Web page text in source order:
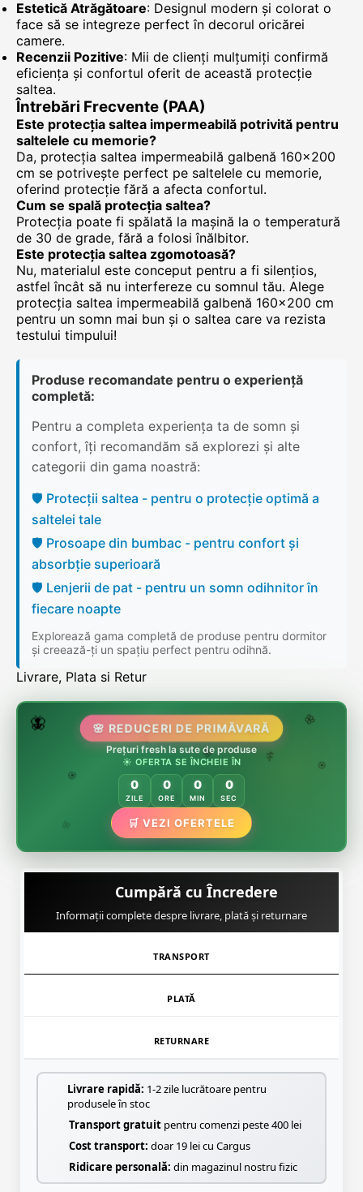
Estetică Atrăgătoare: Designul modern și colorat o
face să se integreze perfect în decorul oricărei
camere.
Recenzii Pozitive: Mii de clienți mulțumiți confirmă
eficiența și confortul oferit de această protecție
saltea.
Întrebări Frecvente (PAA)
Este protecția saltea impermeabilă potrivită pentru
saltelele cu memorie?
Da, protecția saltea impermeabilă galbenă 160x200
cm se potrivește perfect pe saltelele cu memorie,
oferind protecție fără a afecta confortul.
Cum se spală protecția saltea?
Protecția poate fi spălată la mașină la o temperatură
de 30 de grade, fără a folosi înălbitor.
Este protecția saltea zgomotoasă?
Nu, materialul este conceput pentru a fi silențios,
astfel încât să nu interfereze cu somnul tău. Alege
protecția saltea impermeabilă galbenă 160x200 cm
pentru un somn mai bun și o saltea care va rezista
testului timpului!
Produse recomandate pentru o experiență
completă:
Pentru a completa experiența ta de somn și
confort, îți recomandăm să explorezi și alte
categorii din gama noastră:
🛡️ Protecții saltea - pentru o protecție optimă a
saltelei tale
🛡️ Prosoape din bumbac - pentru confort și
absorbție superioară
🛡️ Lenjerii de pat - pentru un somn odihnitor în
fiecare noapte
Explorează gama completă de produse pentru dormitor
și creează-ți un spațiu perfect pentru odihnă.
Livrare, Plata si Retur
🌸
🌸
🏵️
🌷
🦋 🌸 REDUCERI DE PRIMĂVARĂ
Prețuri fresh la sute de produse
☀️ OFERTA SE ÎNCHEIE ÎN
0
ZILE
0
ORE
0
MIN
0
SEC
🛒 VEZI OFERTELE
Cumpără cu Încredere
Informații complete despre livrare, plată și returnare
TRANSPORT
PLATĂ
RETURNARE
Livrare rapidă: 1-2 zile lucrătoare pentru
produsele în stoc
Transport gratuit pentru comenzi peste 400 lei
Cost transport: doar 19 lei cu Cargus
Ridicare personală: din magazinul nostru fizic